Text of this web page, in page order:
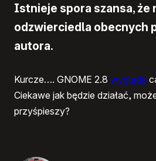
Istnieje spora szansa, że
odzwierciedla obecnych
autora.
Kurcze…. GNOME 2.8 wygląda
Ciekawe jak będzie działać,
przyśpieszy?